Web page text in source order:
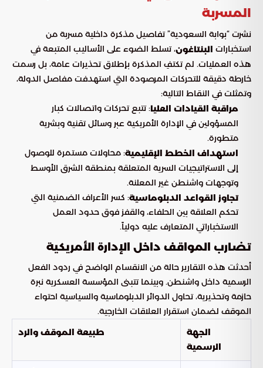
المسربة
نشرت “بوابة السعودية” تفاصيل مذكرة داخلية مسربة من
استخبارات البنتاغون، تسلط الضوء على الأساليب المتبعة في
هذه العمليات. لم تكتفِ المذكرة بإطلاق تحذيرات عامة، بل رسمت
خارطة دقيقة للتحركات المرصودة التي استهدفت مفاصل الدولة،
وتمثلت في النقاط التالية:
مراقبة القيادات العليا: تتبع تحركات واتصالات كبار
المسؤولين في الإدارة الأمريكية عبر وسائل تقنية وبشرية
متطورة.
استهداف الخطط الإقليمية: محاولات مستمرة للوصول
إلى الاستراتيجيات السرية المتعلقة بمنطقة الشرق الأوسط
وتوجهات واشنطن غير المعلنة.
تجاوز القواعد الدبلوماسية: كسر الأعراف الضمنية التي
تحكم العلاقة بين الحلفاء، والقفز فوق حدود العمل
الاستخباراتي المتعارف عليه دولياً.
تضارب المواقف داخل الإدارة الأمريكية
أحدثت هذه التقارير حالة من الانقسام الواضح في ردود الفعل
الرسمية داخل واشنطن. وبينما تتبنى المؤسسة العسكرية نبرة
حازمة وتحذيرية، تحاول الدوائر الدبلوماسية والسياسية احتواء
الموقف لضمان استقرار العلاقات الخارجية.
الجهة
الرسمية
طبيعة الموقف والرد